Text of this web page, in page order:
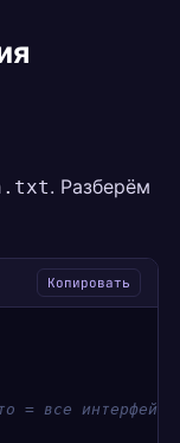
. Разберём
Копировать
= все